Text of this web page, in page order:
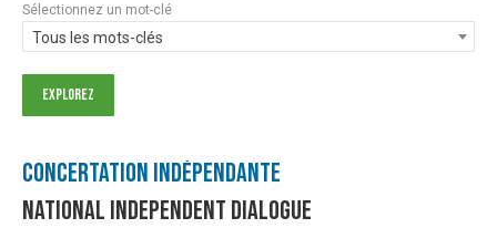
Sélectionnez un mot-clé
Tous les mots-clés
Concertation Indépendante
National Independent Dialogue